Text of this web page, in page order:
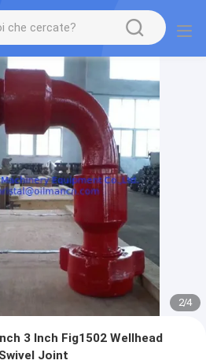
2/4
3 Inch Fig1502 Wellhead
Joint